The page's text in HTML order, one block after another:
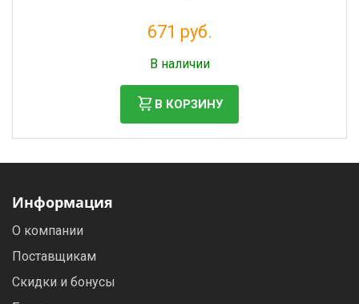
671 руб.
В наличии
В КОРЗИНУ
Информация
О компании
Поставщикам
Скидки и бонусы